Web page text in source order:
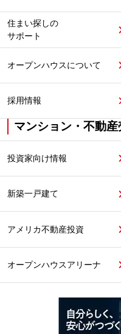
住まい探しの
サポート
オープンハウスについて
採用情報
マンション・不動
投資家向け情報
新築一戸建て
アメリカ不動産投資
オープンハウスアリーナ